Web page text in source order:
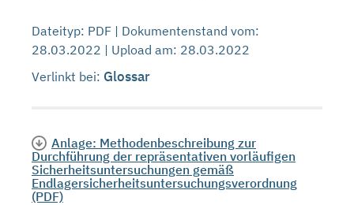
Dateityp: PDF | Dokumentenstand vom:
28.03.2022 | Upload am: 28.03.2022
Verlinkt bei: Glossar
Anlage: Methodenbeschreibung zur
Durchführung der repräsentativen vorläufigen
Sicherheitsuntersuchungen gemäß
Endlagersicherheitsuntersuchungsverordnung
(PDF)